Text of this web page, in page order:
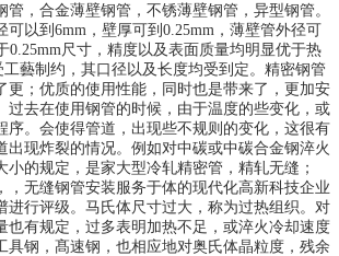
管，合金薄壁钢管，不锈薄壁钢管，异型钢管。
可以到6mm，壁厚可到0.25mm，薄壁管外径可
0.25mm尺寸，精度以及表面质量均明显优于热
藝制约，其口径以及长度均受到定。精密钢管
更；优质的使用性能，同时也是带来了，更加安
过去在使用钢管的时候，由于温度的些变化，或
序。会使得管道，出现些不规则的变化，这很有
出现炸裂的情况。例如对中碳或中碳合金钢淬火
小的规定，是家大型冷轧精密管，精轧无缝；
，无缝钢管安装服务于体的现代化高新科技企业
进行评级。马氏体尺寸过大，称为过热组织。对
也有规定，过多表明加热不足，或淬火冷却速度
具钢，髙速钢，也相应地对奥氏体晶粒度，残余